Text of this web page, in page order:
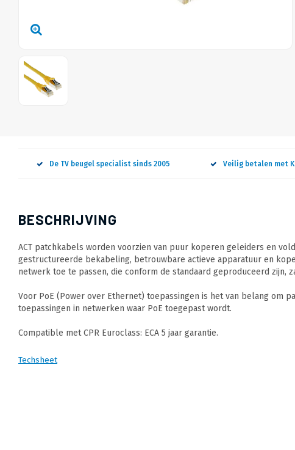
De TV beugel specialist sinds 2005 Veilig betalen met
BESCHRIJVING
ACT patchkabels worden voorzien van puur koperen geleiders en
gestructureerde bekabeling, betrouwbare actieve apparatuur en
netwerk toe te passen, die conform de standaard geproduceerd
Voor PoE (Power over Ethernet) toepassingen is het van belang
toepassingen in netwerken waar PoE toegepast wordt.
Compatible met CPR Euroclass: ECA 5 jaar garantie.
Techsheet